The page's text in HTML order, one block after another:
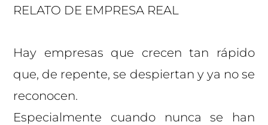
RELATO DE EMPRESA REAL
Hay empresas que crecen tan rápido
que, de repente, se despiertan y ya no se
reconocen.
Especialmente cuando nunca se han